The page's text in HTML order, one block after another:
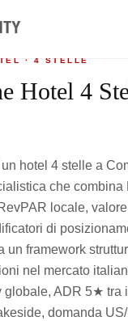
· 4 STELLE
Hotel 4
hotel 4 stelle a
che combina
locale,
di
un framework
nel mercato
globale, ADR 5★ tra
domanda